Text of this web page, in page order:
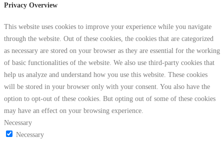
Privacy Overview
This website uses cookies to improve your experience while you navigate
through the website. Out of these cookies, the cookies that are categorized
as necessary are stored on your browser as they are essential for the working
of basic functionalities of the website. We also use third-party cookies that
help us analyze and understand how you use this website. These cookies
will be stored in your browser only with your consent. You also have the
option to opt-out of these cookies. But opting out of some of these cookies
may have an effect on your browsing experience.
Necessary
Necessary